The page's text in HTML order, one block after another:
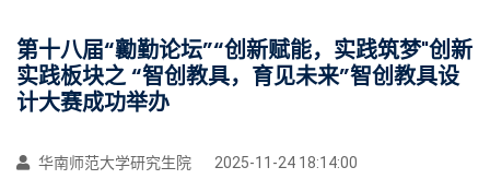
第十八届“勷勤论坛”“创新赋能，实践筑梦"创新
实践板块之 “智创教具，育见未来”智创教具设
计大赛成功举办
华南师范大学研究生院 2025-11-24 18:14:00